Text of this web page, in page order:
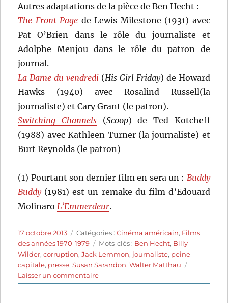
Autres adaptations de la pièce de Ben Hecht :
The Front Page de Lewis Milestone (1931) avec
Pat O’Brien dans le rôle du journaliste et
Adolphe Menjou dans le rôle du patron de
journal.
La Dame du vendredi (His Girl Friday) de Howard
Hawks (1940) avec Rosalind Russell(la
journaliste) et Cary Grant (le patron).
Switching Channels(Scoop) de Ted Kotcheff
(1988) avec Kathleen Turner (la journaliste) et
Burt Reynolds (le patron)
(1) Pourtant son dernier film en sera un : Buddy
Buddy(1981) est un remake du film d’Edouard
Molinaro L’Emmerdeur.
Publié
le
17 octobre 2013 Catégories
Catégories :Cinéma américain, Films
des années 1970-1979
Étiquettes
Mots-clés : Ben Hecht, Billy
Wilder,corruption,Jack Lemmon, journaliste, peine
capitale, presse,Susan Sarandon,Walter Matthau
Laisser un commentairesur
Spéciale